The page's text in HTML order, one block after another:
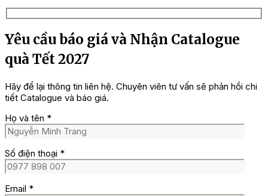
Yêu cầu báo giá và Nhận Catalogue
quà Tết 2027
Hãy để lại thông tin liên hệ. Chuyên viên tư vấn sẽ phản hồi chi
tiết Catalogue và báo giá.
Họ và tên *
Số điện thoại *
Email *